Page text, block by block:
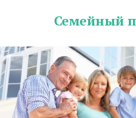
Семейный